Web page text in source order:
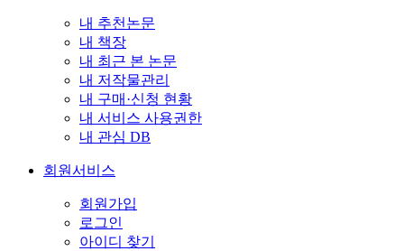
내 추천논문
내 책장
내 최근 본 논문
내 저작물관리
내 구매·신청 현황
내 서비스 사용권한
내 관심 DB
회원서비스
회원가입
로그인
아이디 찾기